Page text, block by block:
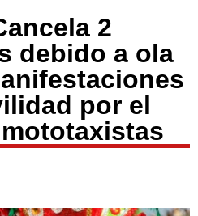
2
debido a ola
por el